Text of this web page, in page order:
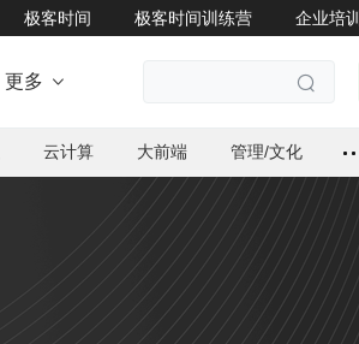
极客时间 极客时间训练营 企业培训
更多  
云计算 大前端 管理/文化